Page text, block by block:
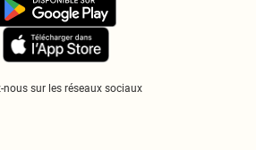
nous sur les réseaux sociaux